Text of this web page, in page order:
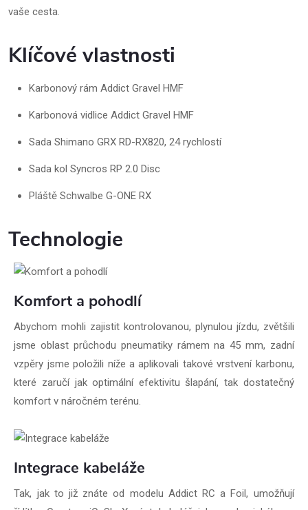
vaše cesta.
Klíčové vlastnosti
Karbonový rám Addict Gravel HMF
Karbonová vidlice Addict Gravel HMF
Sada Shimano GRX RD-RX820, 24 rychlostí
Sada kol Syncros RP 2.0 Disc
Pláště Schwalbe G-ONE RX
Technologie
Komfort a pohodlí
Abychom mohli zajistit kontrolovanou, plynulou jízdu, zvětšili
jsme oblast průchodu pneumatiky rámem na 45 mm, zadní
vzpěry jsme položili níže a aplikovali takové vrstvení karbonu,
které zaručí jak optimální efektivitu šlapání, tak dostatečný
komfort v náročném terénu.
Integrace kabeláže
Tak, jak to již znáte od modelu Addict RC a Foil, umožňují